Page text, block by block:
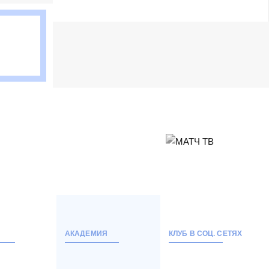
АКАДЕМИЯ КЛУБ В СОЦ. СЕТЯХ